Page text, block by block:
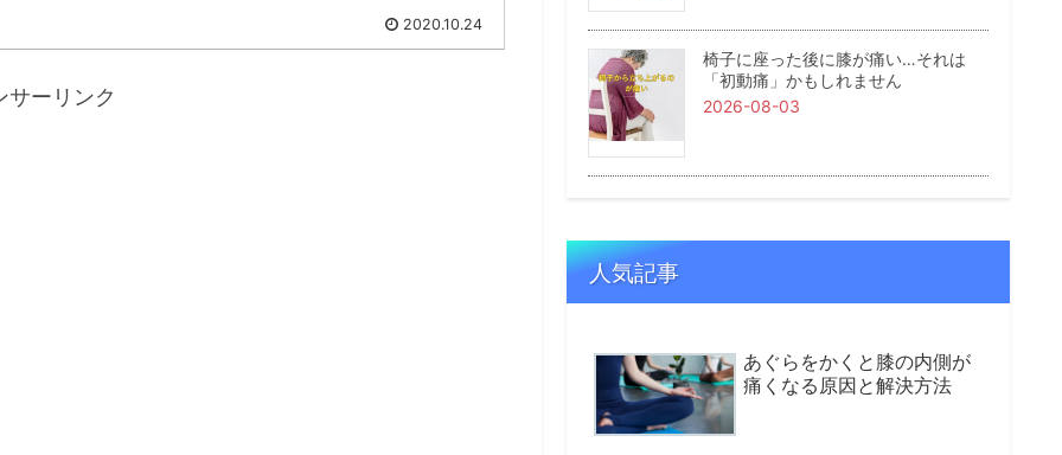
2020.10.24
サーリンク
椅子に座った後に膝が痛い…それは
「初動痛」かもしれません
2026-08-03
人気記事
あぐらをかくと膝の内側が
痛くなる原因と解決方法